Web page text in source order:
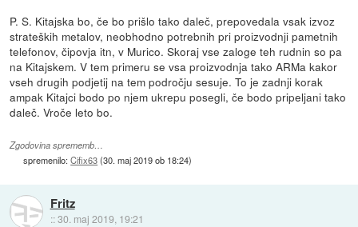
P. S. Kitajska bo, če bo prišlo tako daleč, prepovedala vsak izvoz
strateških metalov, neobhodno potrebnih pri proizvodnji pametnih
telefonov, čipovja itn, v Murico. Skoraj vse zaloge teh rudnin so pa
na Kitajskem. V tem primeru se vsa proizvodnja tako ARMa kakor
vseh drugih podjetij na tem področju sesuje. To je zadnji korak
ampak Kitajci bodo po njem ukrepu posegli, če bodo pripeljani tako
daleč. Vroče leto bo.
Zgodovina sprememb…
spremenilo:Cifix63(30. maj 2019 ob 18:24)
Fritz
::30. maj 2019, 19:21